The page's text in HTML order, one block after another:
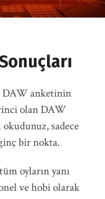
DAW anketinin
olan DAW
sadece
bir nokta.
oyların yanı
ve hobi olarak